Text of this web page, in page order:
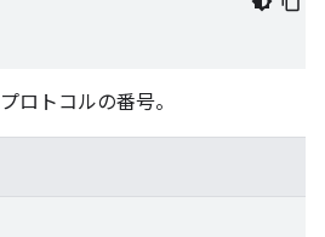
ロトコルの番号。